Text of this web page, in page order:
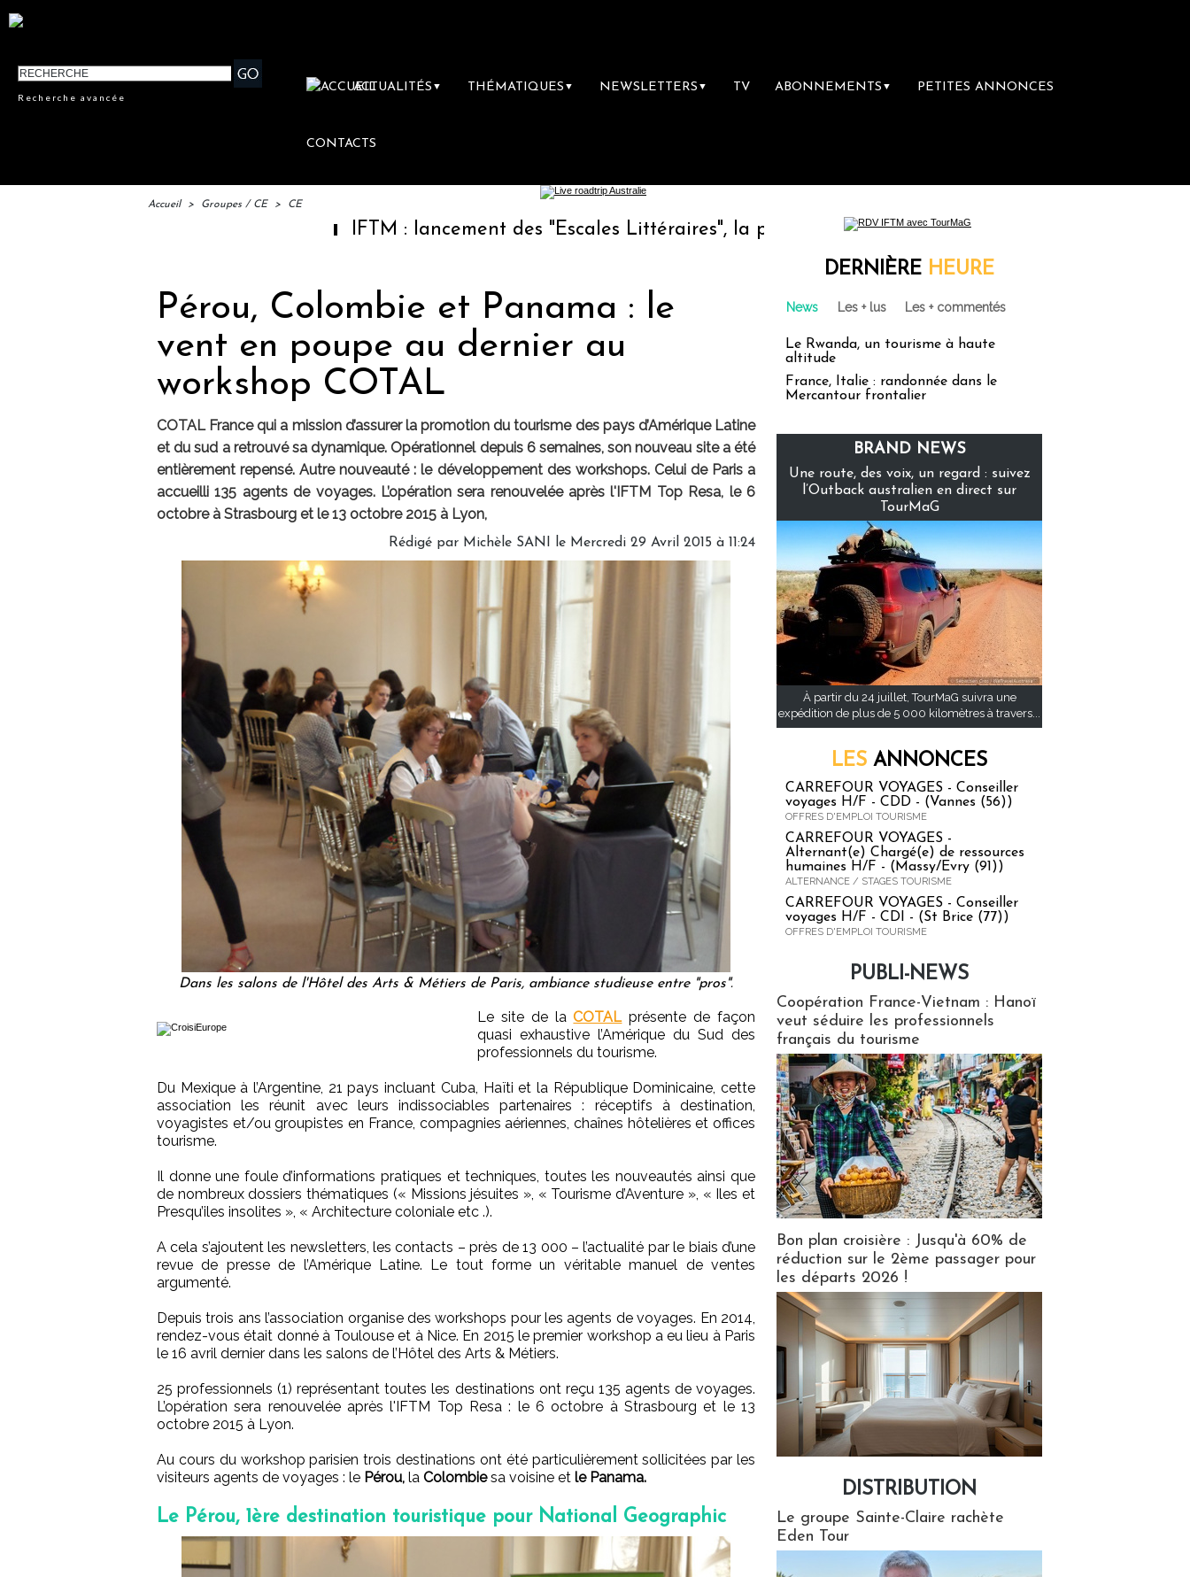
Recherche avancée
ACTUALITÉS ▼ THÉMATIQUES ▼ NEWSLETTERS ▼ TV ABONNEMENTS ▼ PETITES ANNONCES
CONTACTS
Accueil > Groupes / CE > CE
IFTM : lancement des "Escales Littéraires", la première librairie du voyage Le groupe Sainte-Claire
Pérou, Colombie et Panama : le
vent en poupe au dernier au
workshop COTAL
COTAL France qui a mission d’assurer la promotion du tourisme des pays d’Amérique Latine
et du sud a retrouvé sa dynamique. Opérationnel depuis 6 semaines, son nouveau site a été
entièrement repensé. Autre nouveauté : le développement des workshops. Celui de Paris a
accueilli 135 agents de voyages. L’opération sera renouvelée après l'IFTM Top Resa, le 6
octobre à Strasbourg et le 13 octobre 2015 à Lyon,
Rédigé par Michèle SANI le Mercredi 29 Avril 2015 à 11:24
Dans les salons de l'Hôtel des Arts & Métiers de Paris, ambiance studieuse entre "pros".
Le site de laCOTALprésente de façon
quasi exhaustive l’Amérique du Sud des
professionnels du tourisme.
Du Mexique à l’Argentine, 21 pays incluant Cuba, Haïti et la République Dominicaine, cette
association les réunit avec leurs indissociables partenaires : réceptifs à destination,
voyagistes et/ou groupistes en France, compagnies aériennes, chaînes hôtelières et offices
tourisme.
Il donne une foule d’informations pratiques et techniques, toutes les nouveautés ainsi que
de nombreux dossiers thématiques (« Missions jésuites », « Tourisme d’Aventure », « Iles et
Presqu’iles insolites », « Architecture coloniale etc .).
A cela s’ajoutent les newsletters, les contacts – près de 13 000 – l’actualité par le biais d’une
revue de presse de l’Amérique Latine. Le tout forme un véritable manuel de ventes
argumenté.
Depuis trois ans l’association organise des workshops pour les agents de voyages. En 2014,
rendez-vous était donné à Toulouse et à Nice. En 2015 le premier workshop a eu lieu à Paris
le 16 avril dernier dans les salons de l’Hôtel des Arts & Métiers.
25 professionnels (1) représentant toutes les destinations ont reçu 135 agents de voyages.
L’opération sera renouvelée après l'IFTM Top Resa : le 6 octobre à Strasbourg et le 13
octobre 2015 à Lyon.
Au cours du workshop parisien trois destinations ont été particulièrement sollicitées par les
visiteurs agents de voyages : le Pérou, la Colombiesa voisine et le Panama.
Le Pérou, 1ère destination touristique pour National Geographic
DERNIÈRE HEURE
News Les + lus Les + commentés
Le Rwanda, un tourisme à haute
altitude
France, Italie : randonnée dans le
Mercantour frontalier
BRAND NEWS
Une route, des voix, un regard : suivez
l’Outback australien en direct sur
TourMaG
À partir du 24 juillet, TourMaG suivra une
expédition de plus de 5 000 kilomètres à travers...
LES ANNONCES
CARREFOUR VOYAGES - Conseiller
voyages H/F - CDD - (Vannes (56))
OFFRES D'EMPLOI TOURISME
CARREFOUR VOYAGES -
Alternant(e) Chargé(e) de ressources
humaines H/F - (Massy/Evry (91))
ALTERNANCE / STAGES TOURISME
CARREFOUR VOYAGES - Conseiller
voyages H/F - CDI - (St Brice (77))
OFFRES D'EMPLOI TOURISME
PUBLI-NEWS
Coopération France-Vietnam : Hanoï
veut séduire les professionnels
français du tourisme
Bon plan croisière : Jusqu'à 60% de
réduction sur le 2ème passager pour
les départs 2026 !
DISTRIBUTION
Le groupe Sainte-Claire rachète
Eden Tour